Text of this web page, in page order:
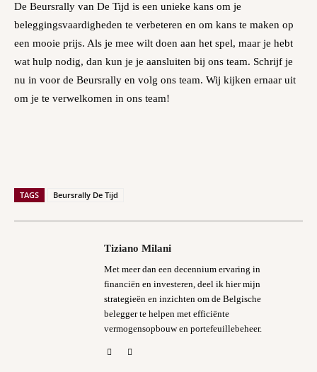
De Beursrally van De Tijd is een unieke kans om je
beleggingsvaardigheden te verbeteren en om kans te maken op
een mooie prijs. Als je mee wilt doen aan het spel, maar je hebt
wat hulp nodig, dan kun je je aansluiten bij ons team. Schrijf je
nu in voor de Beursrally en volg ons team. Wij kijken ernaar uit
om je te verwelkomen in ons team!
TAGS Beursrally De Tijd
Tiziano Milani
Met meer dan een decennium ervaring in
financiën en investeren, deel ik hier mijn
strategieën en inzichten om de Belgische
belegger te helpen met efficiënte
vermogensopbouw en portefeuillebeheer.